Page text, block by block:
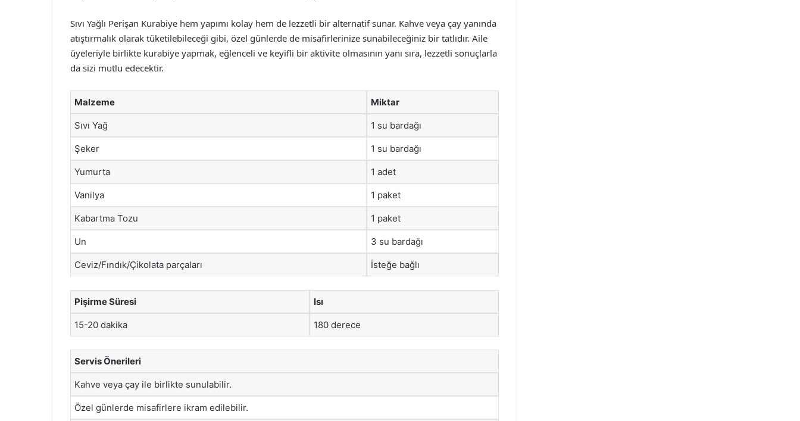
Sıvı Yağlı Perişan Kurabiye hem yapımı kolay hem de lezzetli bir alternatif sunar. Kahve veya çay yanında
atıştırmalık olarak tüketilebileceği gibi, özel günlerde de misafirlerinize sunabileceğiniz bir tatlıdır. Aile
üyeleriyle birlikte kurabiye yapmak, eğlenceli ve keyifli bir aktivite olmasının yanı sıra, lezzetli sonuçlarla
da sizi mutlu edecektir.
Malzeme Miktar
Sıvı Yağ 1 su bardağı
Şeker 1 su bardağı
Yumurta 1 adet
Vanilya 1 paket
Kabartma Tozu 1 paket
Un 3 su bardağı
Ceviz/Fındık/Çikolata parçaları İsteğe bağlı
Pişirme Süresi Isı
15-20 dakika 180 derece
Servis Önerileri
Kahve veya çay ile birlikte sunulabilir.
Özel günlerde misafirlere ikram edilebilir.